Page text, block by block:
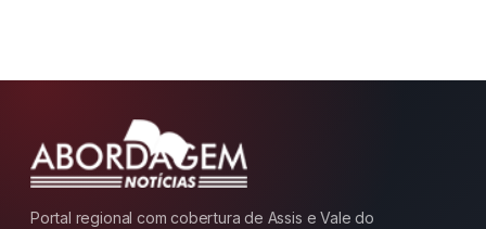
Portal regional com cobertura de Assis e Vale do